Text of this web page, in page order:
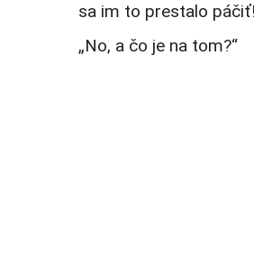
sa im to prestalo
„No, a čo je na tom?“